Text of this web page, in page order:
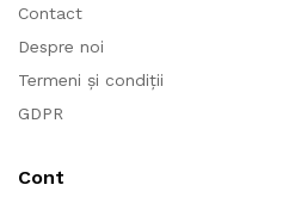
Contact
Despre noi
Termeni și condiții
GDPR
Cont